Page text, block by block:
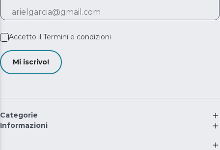
Accetto il Termini e condizioni
Mi iscrivo!
Categorie
Informazioni